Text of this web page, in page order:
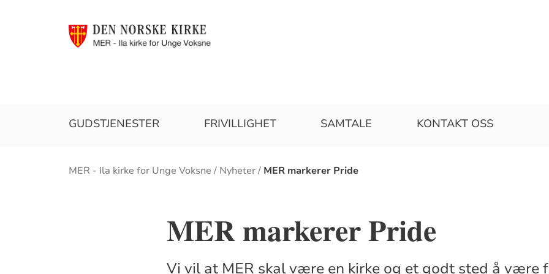
GUDSTJENESTER FRIVILLIGHET SAMTALE KONTAKT OSS
Brødsmulesti
MER - Ila kirke for Unge Voksne Nyheter MER markerer Pride
MER markerer Pride
Vi vil at MER skal være en kirke og et godt sted å være